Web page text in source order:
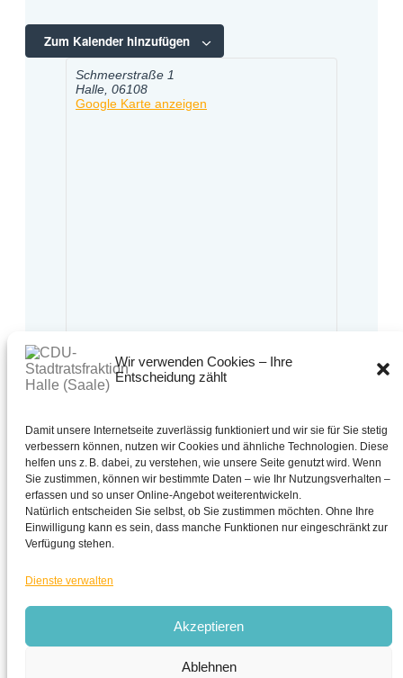
Wir verwenden Cookies – Ihre
Entscheidung zählt
Damit unsere Internetseite zuverlässig funktioniert und wir sie für Sie stetig
verbessern können, nutzen wir Cookies und ähnliche Technologien. Diese
helfen uns z. B. dabei, zu verstehen, wie unsere Seite genutzt wird. Wenn
Sie zustimmen, können wir bestimmte Daten – wie Ihr Nutzungsverhalten –
erfassen und so unser Online-Angebot weiterentwickeln.
Natürlich entscheiden Sie selbst, ob Sie zustimmen möchten. Ohne Ihre
Einwilligung kann es sein, dass manche Funktionen nur eingeschränkt zur
Verfügung stehen.
Dienste verwalten
Akzeptieren
Ablehnen
Zum Kalender hinzufügen
Schmeerstraße 1
Halle, 06108
Google Karte anzeigen
Bürgersprechstunde:
Oder nach Vereinbarung.
0345 - 221 30 63
cdu-fraktion@halle.de
CDU - Stadtratsfraktion Halle (Saale)
Schmeerstraße 1 in 06108 Halle (Saale)
Stadtratsfraktion